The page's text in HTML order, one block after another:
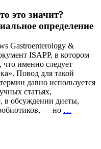
это значит?
определение
Gastroenterology &
ISAPP, в котором
что именно следует
Повод для такой
давно используется
статьях,
в обсуждении диеты,
— но …